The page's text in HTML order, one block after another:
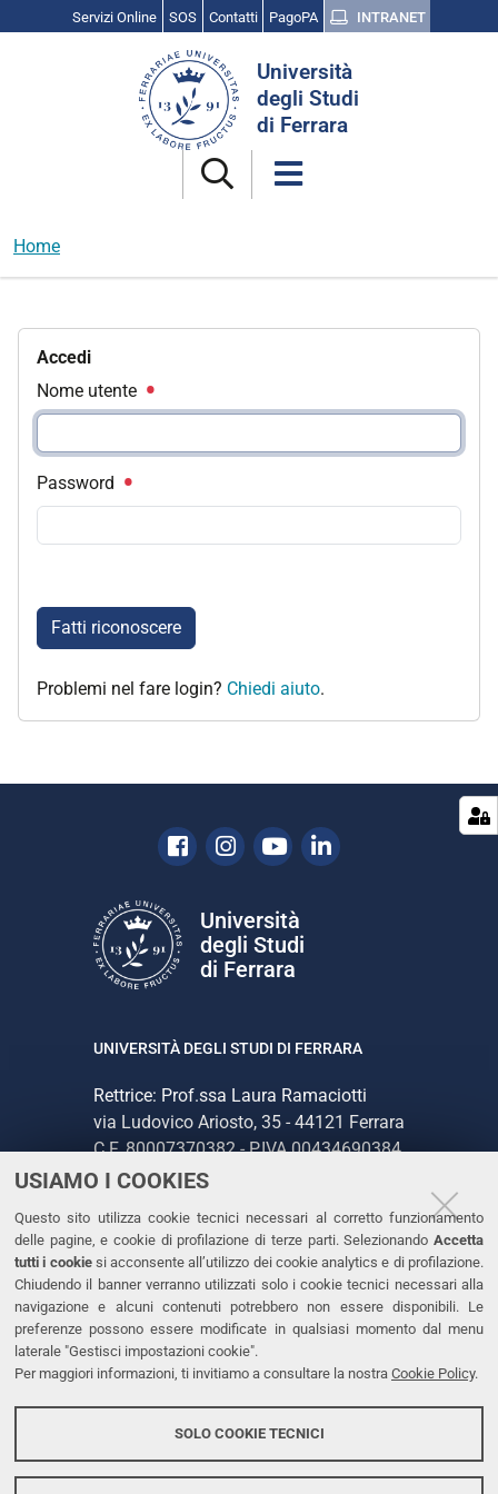
USIAMO I COOKIES
Questo sito utilizza cookie tecnici necessari al corretto funzionamento
delle pagine, e cookie di profilazione di terze parti. Selezionando Accetta
tutti i cookiesi acconsente all’utilizzo dei cookie analytics e di profilazione.
Chiudendo il banner verranno utilizzati solo i cookie tecnici necessari alla
navigazione e alcuni contenuti potrebbero non essere disponibili. Le
preferenze possono essere modificate in qualsiasi momento dal menu
laterale "Gestisci impostazioni cookie".
Per maggiori informazioni, ti invitiamo a consultare la nostra Cookie Policy.
SOLO COOKIE TECNICI
Servizi Online SOS Contatti PagoPA INTRANET
Università
degli Studi
di Ferrara
Home
Accedi
Nome utente
Password
Fatti riconoscere
Problemi nel fare login? Chiedi aiuto.
Facebook
Instagram
YoutubeLinkedin
Università
degli Studi
di Ferrara
UNIVERSITÀ DEGLI STUDI DI FERRARA
Rettrice: Prof.ssa Laura Ramaciotti
via Ludovico Ariosto, 35 - 44121 Ferrara
C.F. 80007370382 - P.IVA 00434690384
CONTATTI
Tel. +39 0532 293111
Fax. +39 0532 293031
PEC
LINKS
Accessibilità
Protezione dati personali